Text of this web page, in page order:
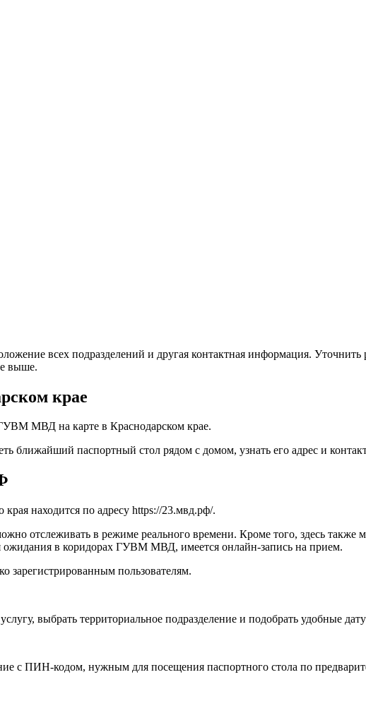
всех подразделений и другая контактная информация.
выше.
крае
МВД на карте в Краснодарском крае.
ближайший паспортный стол рядом с домом, узнать его адрес и
находится по адресу https://23.мвд.рф/.
отслеживать в режиме реального времени. Кроме того, здесь
ожидания в коридорах ГУВМ МВД, имеется онлайн-запись на прием.
зарегистрированным пользователям.
выбрать территориальное подразделение и подобрать удобные
с ПИН-кодом, нужным для посещения паспортного стола по